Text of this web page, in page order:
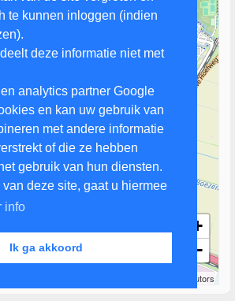
te kunnen inloggen (indien
deze informatie niet met
analytics partner Google
en kan uw gebruik van
met andere informatie
of die ze hebben
gebruik van hun diensten.
deze site, gaat u hiermee
info
Ik ga akkoord
+
−
contributors